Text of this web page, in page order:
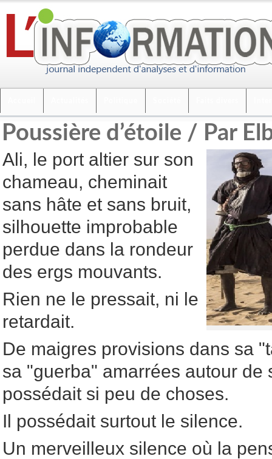
Poussière d’étoile / Par
Ali, le port altier sur son
chameau, cheminait
sans hâte et sans bruit,
silhouette improbable
perdue dans la rondeur
des ergs mouvants.
Rien ne le pressait, ni le
retardait.
De maigres provisions dans sa
sa "guerba" amarrées autour de
possédait si peu de choses.
Il possédait surtout le silence.
Un merveilleux silence où la